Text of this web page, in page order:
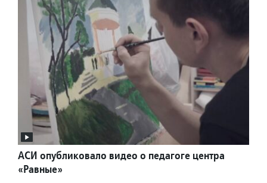
АСИ опубликовало видео о педагоге центра
«Равные»